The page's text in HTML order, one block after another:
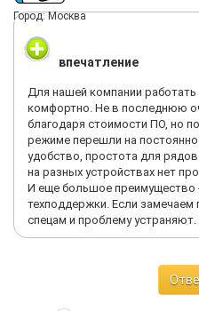
Город: Москва
впечатление
Для нашей компании работать
комфортно. Не в последнюю
благодаря стоимости ПО, но
режиме перешли на
удобство, простота для
на разных устройствах нет
И еще большое преимущество
техподдержки. Если
спецам и проблему устраняют.